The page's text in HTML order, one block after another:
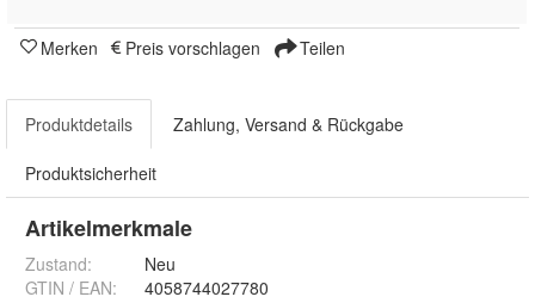
Merken Preis vorschlagen Teilen
Produktdetails Zahlung, Versand & Rückgabe
Produktsicherheit
Artikelmerkmale
Zustand:
Neu
GTIN / EAN:
4058744027780